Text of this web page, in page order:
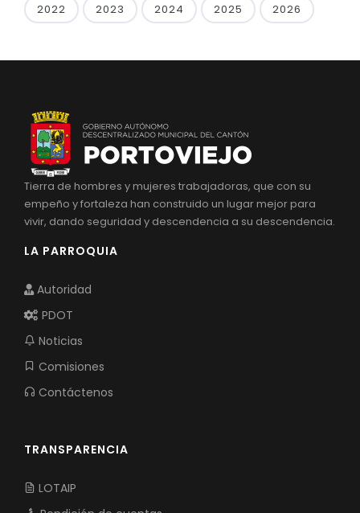
2022 2023 2024 2025 2026
Tierra de hombres y mujeres trabajadoras, que con su
empeño y fortaleza han construido un lugar mejor para
vivir, dando seguridad y descendencia a su descendencia.
LA PARROQUIA
Autoridad
PDOT
Noticias
Comisiones
Contáctenos
TRANSPARENCIA
LOTAIP